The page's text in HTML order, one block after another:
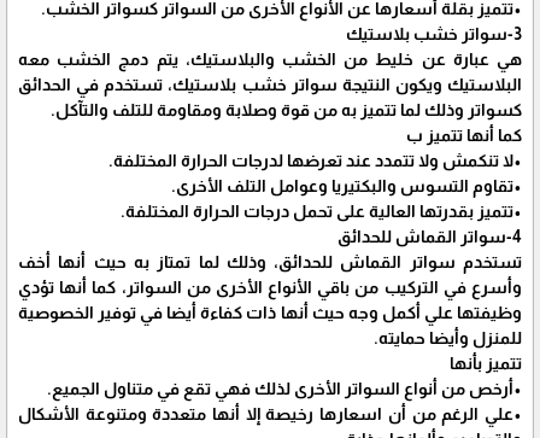
•تتميز بقلة أسعارها عن الأنواع الأخرى من السواتر كسواتر الخشب.
3-سواتر خشب بلاستيك
هي عبارة عن خليط من الخشب والبلاستيك، يتم دمج الخشب معه
البلاستيك ويكون النتيجة سواتر خشب بلاستيك، تستخدم في الحدائق
كسواتر وذلك لما تتميز به من قوة وصلابة ومقاومة للتلف والتآكل.
كما أنها تتميز ب
•لا تنكمش ولا تتمدد عند تعرضها لدرجات الحرارة المختلفة.
•تقاوم التسوس والبكتيريا وعوامل التلف الأخرى.
•تتميز بقدرتها العالية على تحمل درجات الحرارة المختلفة.
4-سواتر القماش للحدائق
تستخدم سواتر القماش للحدائق، وذلك لما تمتاز به حيث أنها أخف
وأسرع في التركيب من باقي الأنواع الأخرى من السواتر، كما أنها تؤدي
وظيفتها علي أكمل وجه حيث أنها ذات كفاءة أيضا في توفير الخصوصية
للمنزل وأيضا حمايته.
تتميز بأنها
•أرخص من أنواع السواتر الأخرى لذلك فهي تقع في متناول الجميع.
•علي الرغم من أن اسعارها رخيصة إلا أنها متعددة ومتنوعة الأشكال